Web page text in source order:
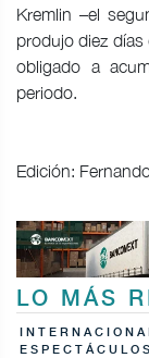
Kremlin –el
produjo diez días
obligado a
periodo.
Edición:
LO MÁS
ESPECTÁCULOS